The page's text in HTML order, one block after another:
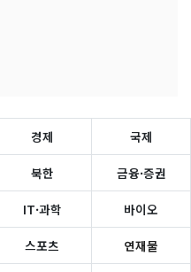
경제 국제
북한 금융·증권
IT·과학 바이오
스포츠 연재물